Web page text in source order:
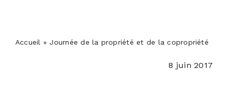
Accueil » Journée de la propriété et de la copropriété
8 juin 2017